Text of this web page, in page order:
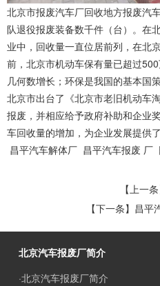
北京市报废汽车厂回收地方报废汽
队退役报废装备数千件（台）。在
业中，回收量一直位居前列，在北
前，北京市机动车保有量已超过
几何数增长；环保是我国的基本国
北京市出台了《北京市老旧机动车
报废，并相应给予政府补助和企业
车回收量的增加，为企业发展提供
昌平汽车解体厂 昌平汽车报废 厂
【上一条
【下一条】 昌平
北京汽车报废厂简介
·北京汽车报废厂简介